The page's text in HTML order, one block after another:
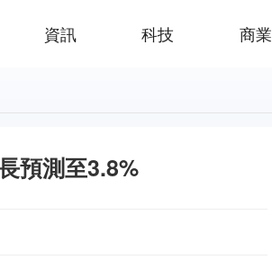
資訊 科技 商業
預測至3.8%